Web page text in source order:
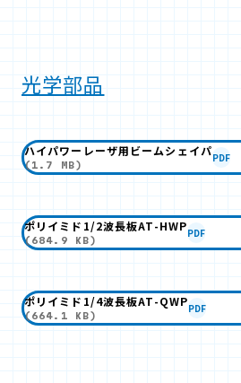
光学部品
ハイパワーレーザ用ビームシェイパ
(1.7 MB)
PDF
ポリイミド1/2波長板AT-HWP
(684.9 KB)
PDF
ポリイミド1/4波長板AT-QWP
(664.1 KB)
PDF